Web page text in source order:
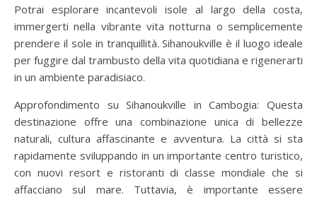
Potrai esplorare incantevoli isole al largo della costa,
immergerti nella vibrante vita notturna o semplicemente
prendere il sole in tranquillità. Sihanoukville è il luogo ideale
per fuggire dal trambusto della vita quotidiana e rigenerarti
in un ambiente paradisiaco.
Approfondimento su Sihanoukville in Cambogia: Questa
destinazione offre una combinazione unica di bellezze
naturali, cultura affascinante e avventura. La città si sta
rapidamente sviluppando in un importante centro turistico,
con nuovi resort e ristoranti di classe mondiale che si
affacciano sul mare. Tuttavia, è importante essere